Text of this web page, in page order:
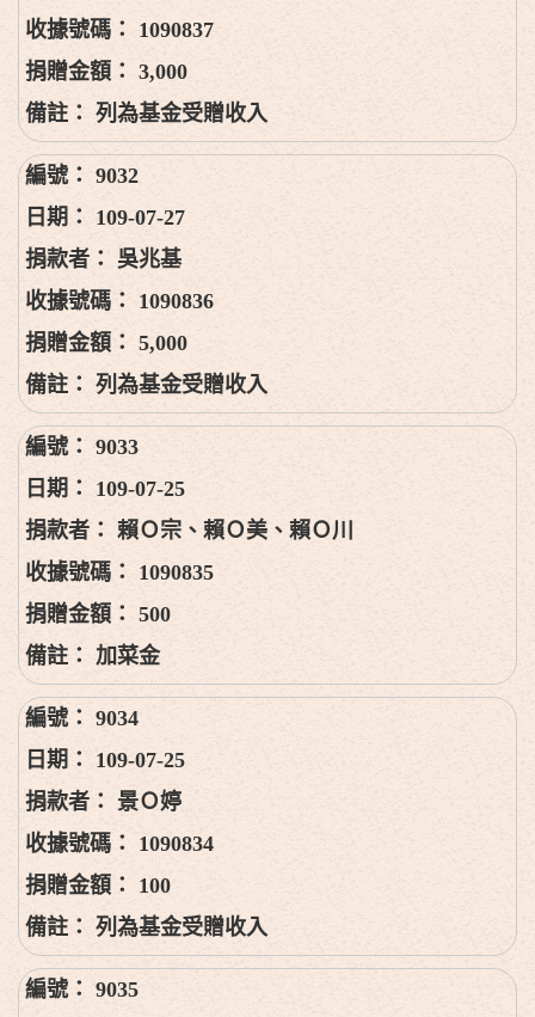
1090837
3,000
列為基金受贈收入
9032
109-07-27
吳兆基
1090836
5,000
列為基金受贈收入
9033
109-07-25
賴Ｏ宗、賴Ｏ美、賴Ｏ川
1090835
500
加菜金
9034
109-07-25
景Ｏ婷
1090834
100
列為基金受贈收入
9035